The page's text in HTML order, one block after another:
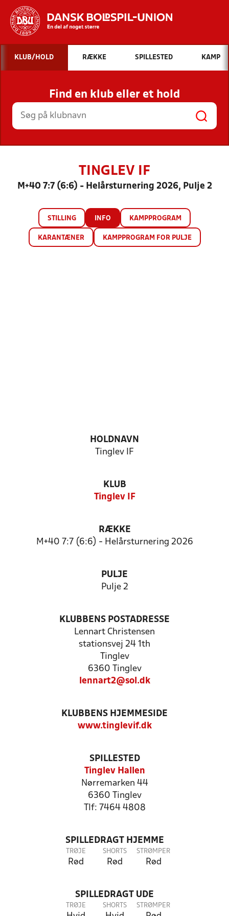
Hvad vil du søge efter?
INDHOLD OG NYHEDER
STILLINGER, RESULTATER, KLUBBER OG
HOLD
KLUB/HOLD RÆKKE SPILLESTED KAMP
Find en klub eller et hold
TINGLEV IF
M+40 7:7 (6:6) - Helårsturnering 2026, Pulje 2
STILLING INFO KAMPPROGRAM
KARANTÆNER KAMPPROGRAM FOR PULJE
HOLDNAVN
Tinglev IF
KLUB
Tinglev IF
RÆKKE
M+40 7:7 (6:6) - Helårsturnering 2026
PULJE
Pulje 2
KLUBBENS POSTADRESSE
Lennart Christensen
stationsvej 24 1th
Tinglev
6360 Tinglev
lennart2@sol.dk
KLUBBENS HJEMMESIDE
www.tinglevif.dk
SPILLESTED
Tinglev Hallen
Nørremarken 44
6360 Tinglev
Tlf: 7464 4808
SPILLEDRAGT HJEMME
TRØJE
Rød
SHORTS
Rød
STRØMPER
Rød
SPILLEDRAGT UDE
TRØJE SHORTS STRØMPER